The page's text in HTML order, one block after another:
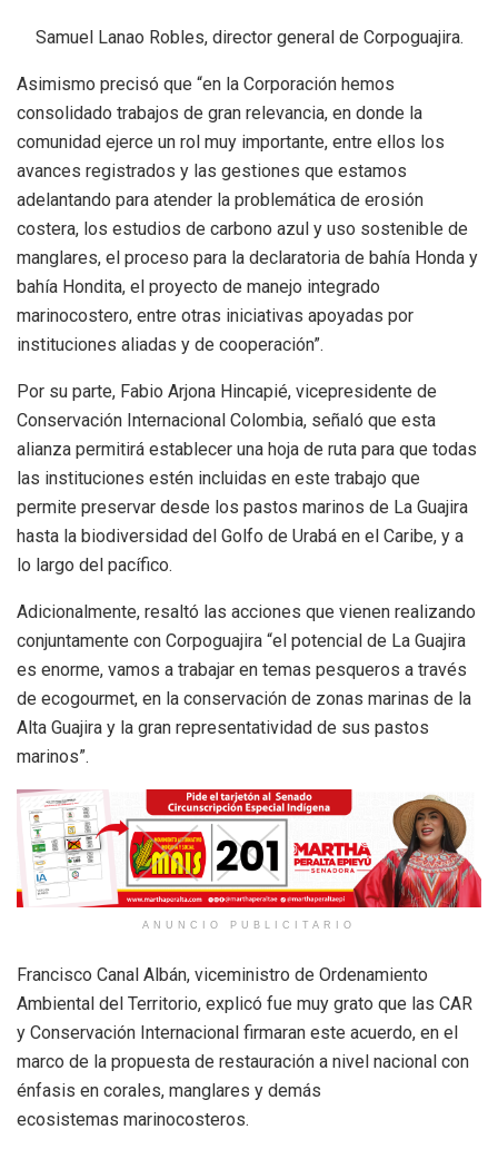
Samuel Lanao Robles, director general de Corpoguajira.
Asimismo precisó que “en la Corporación hemos
consolidado trabajos de gran relevancia, en donde la
comunidad ejerce un rol muy importante, entre ellos los
avances registrados y las gestiones que estamos
adelantando para atender la problemática de erosión
costera, los estudios de carbono azul y uso sostenible de
manglares, el proceso para la declaratoria de bahía Honda y
bahía Hondita, el proyecto de manejo integrado
marinocostero, entre otras iniciativas apoyadas por
instituciones aliadas y de cooperación”.
Por su parte, Fabio Arjona Hincapié, vicepresidente de
Conservación Internacional Colombia, señaló que esta
alianza permitirá establecer una hoja de ruta para que todas
las instituciones estén incluidas en este trabajo que
permite preservar desde los pastos marinos de La Guajira
hasta la biodiversidad del Golfo de Urabá en el Caribe, y a
lo largo del pacífico.
Adicionalmente, resaltó las acciones que vienen realizando
conjuntamente con Corpoguajira “el potencial de La Guajira
es enorme, vamos a trabajar en temas pesqueros a través
de ecogourmet, en la conservación de zonas marinas de la
Alta Guajira y la gran representatividad de sus pastos
marinos”.
ANUNCIO PUBLICITARIO
Francisco Canal Albán, viceministro de Ordenamiento
Ambiental del Territorio, explicó fue muy grato que las CAR
y Conservación Internacional firmaran este acuerdo, en el
marco de la propuesta de restauración a nivel nacional con
énfasis en corales, manglares y demás
ecosistemas marinocosteros.